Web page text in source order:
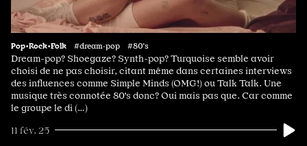
Pop•Rock•Folk #dream·pop #80's
Dream-pop? Shoegaze? Synth-pop? Turquoise semble avoir
choisi de ne pas choisir, citant même dans certaines interviews
des influences comme Simple Minds (OMG!) ou Talk Talk. Une
musique très connotée 80's donc? Oui mais pas que. Car comme
le groupe le di (…)
11 fév. 25